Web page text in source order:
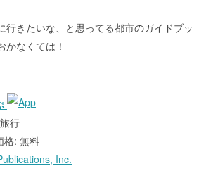
行きたいな、と思ってる都市のガイドブッ
かなくては！
行
格: 無料
Inc.